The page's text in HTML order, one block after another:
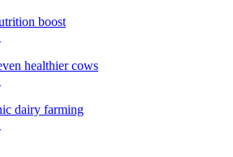
boost
healthier cows
dairy farming